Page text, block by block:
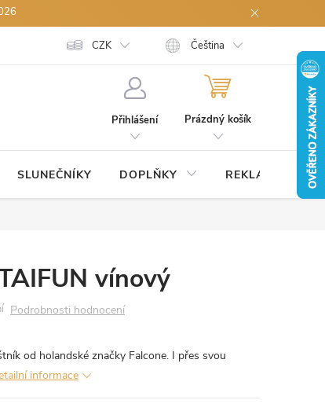
Spolupráce B2B Reklamace zboží Odstoupení od
CZK Čeština
Přihlášení
NÁKUPNÍ
Prázdný košík
SLUNEČNÍKY DOPLŇKY REKLAMNÍ
vínový
Podrobnosti hodnocení
od holandské značky Falcone. I přes svou
informace